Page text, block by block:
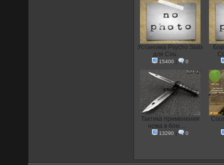
Установка Psycho Stats
для Cou...
15400 | 0
Тактика применения
ножа в бою ...
13290 | 0